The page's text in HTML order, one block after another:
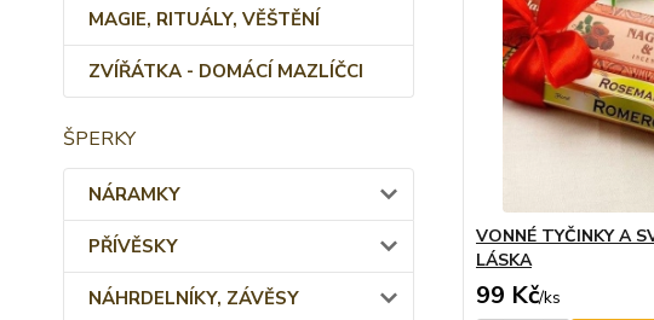
MAGIE, RITUÁLY, VĚŠTĚNÍ
ZVÍŘÁTKA - DOMÁCÍ MAZLÍČCI
ŠPERKY
NÁRAMKY
PŘÍVĚSKY
NÁHRDELNÍKY, ZÁVĚSY
VONNÉ TYČINKY A
LÁSKA
99 Kč/ks